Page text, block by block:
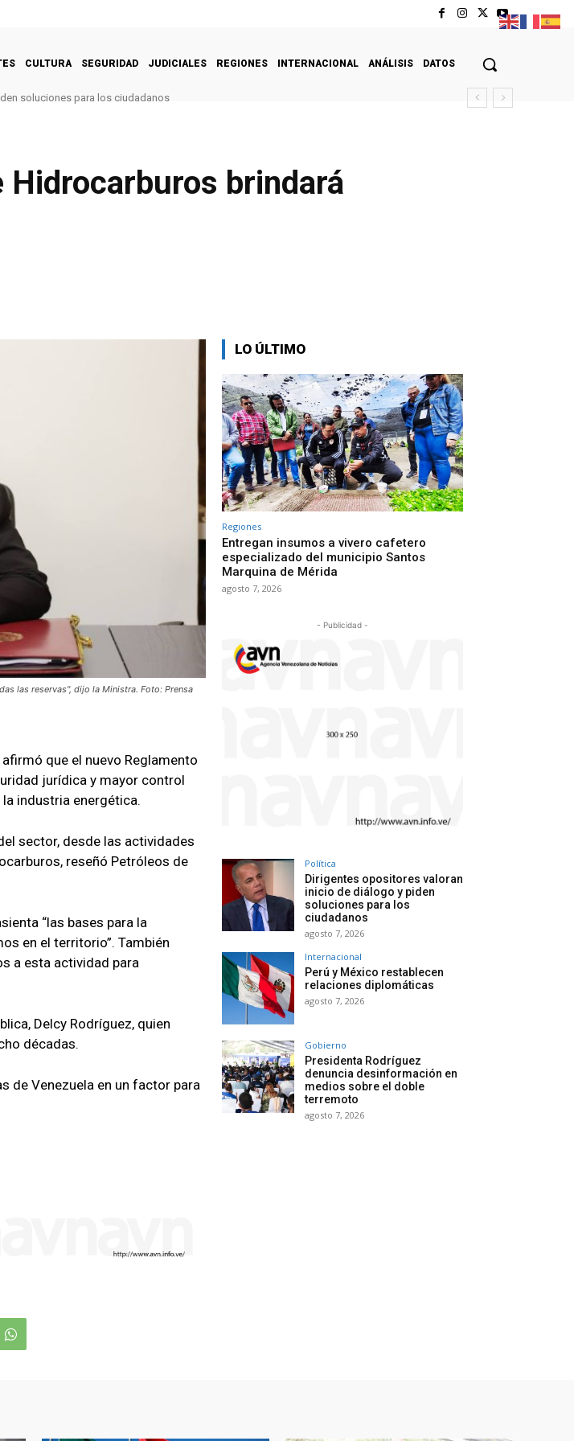
CULTURA SEGURIDAD JUDICIALES REGIONES INTERNACIONAL ANÁLISIS DATOS
soluciones para los ciudadanos
Hidrocarburos brindará
las reservas", dijo la Ministra. Foto: Prensa
que el nuevo Reglamento
jurídica y mayor control
industria energética.
sector, desde las actividades
reseñó Petróleos de
“las bases para la
en el territorio”. También
a esta actividad para
Delcy Rodríguez, quien
décadas.
de Venezuela en un factor para
LO ÚLTIMO
Regiones
Entregan insumos a vivero cafetero
especializado del municipio Santos
Marquina de Mérida
agosto 7, 2026
- Publicidad -
Política
Dirigentes opositores valoran
inicio de diálogo y piden
soluciones para los
ciudadanos
agosto 7, 2026
Internacional
Perú y México restablecen
relaciones diplomáticas
agosto 7, 2026
Gobierno
Presidenta Rodríguez
denuncia desinformación en
medios sobre el doble
terremoto
agosto 7, 2026